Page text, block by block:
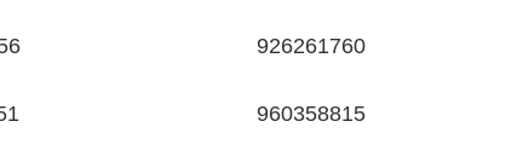
926261760
960358815